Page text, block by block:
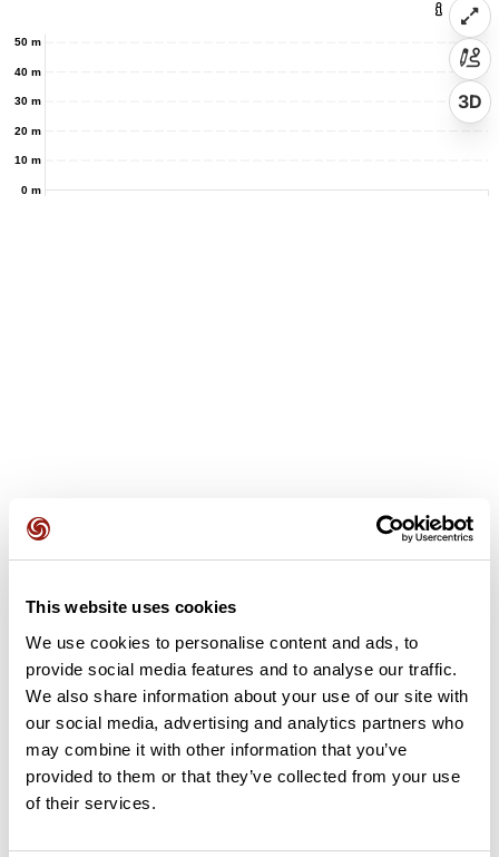
This website uses cookies
We use cookies to personalise content and ads, to
provide social media features and to analyse our traffic.
We also share information about your use of our site with
our social media, advertising and analytics partners who
may combine it with other information that you’ve
provided to them or that they’ve collected from your use
of their services.
0 m
10 m
20 m
30 m
40 m
50 m
3D
Ajouter un avis
Découvrez ce parcours de vélo de 99 km à proximité de